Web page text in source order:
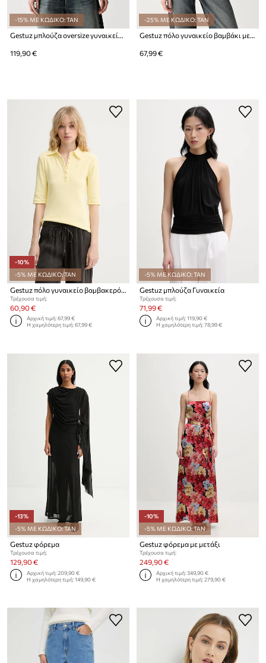
-15% ΜΕ ΚΩΔΙΚΟ: TAN
Gestuz μπλούζα oversize γυναικεία με βαμβάκι GZkahla
119,90 €
-25% ΜΕ ΚΩΔΙΚΟ: TAN
Gestuz πόλο γυναικείο βαμβάκι με ελαστάν GZdrew
67,99 €
-10%
-5% ΜΕ ΚΩΔΙΚΟ: TAN
Τρέχουσα τιμή:
60,90 €
Αρχική τιμή:67,99 €
Η χαμηλότερη τιμή:67,99 €
-5% ΜΕ ΚΩΔΙΚΟ: TAN
Gestuz μπλούζα Γυναικεία
Τρέχουσα τιμή:
71,99 €
Αρχική τιμή:119,90 €
Η χαμηλότερη τιμή:78,99 €
-13%
-5% ΜΕ ΚΩΔΙΚΟ: TAN
Gestuz φόρεμα
Τρέχουσα τιμή:
129,90 €
Αρχική τιμή:209,90 €
Η χαμηλότερη τιμή:149,90 €
-10%
-5% ΜΕ ΚΩΔΙΚΟ: TAN
Gestuz φόρεμα με μετάξι
Τρέχουσα τιμή:
249,90 €
Αρχική τιμή:349,90 €
Η χαμηλότερη τιμή:279,90 €